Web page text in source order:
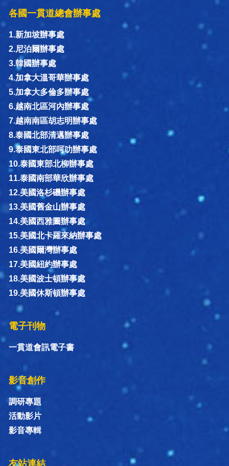
各國一貫道總會辦事處
1.新加坡辦事處
2.尼泊爾辦事處
3.韓國辦事處
4.加拿大溫哥華辦事處
5.加拿大多倫多辦事處
6.越南北區河內辦事處
7.越南南區胡志明辦事處
8.泰國北部清邁辦事處
9.泰國東北部呵叻辦事處
10.泰國東部北柳辦事處
11.泰國南部華欣辦事處
12.美國洛杉磯辦事處
13.美國舊金山辦事處
14.美國西雅圖辦事處
15.美國北卡羅來納辦事處
16.美國爾灣辦事處
17.美國紐約辦事處
18.美國波士頓辦事處
19.美國休斯頓辦事處
電子刊物
一貫道會訊電子書
影音創作
調研專題
活動影片
影音專輯
友站連結